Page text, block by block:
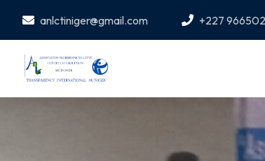
anlctiniger@gmail.com +227